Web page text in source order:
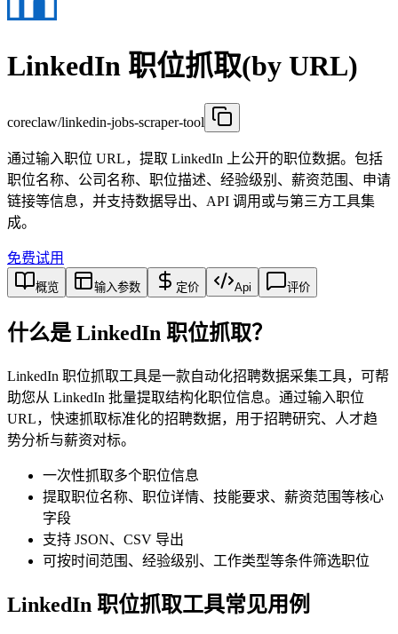
LinkedIn 职位抓取(by URL)
coreclaw/linkedin-jobs-scraper-tool
通过输入职位 URL，提取 LinkedIn 上公开的职位数据。包括
职位名称、公司名称、职位描述、经验级别、薪资范围、申请
链接等信息，并支持数据导出、API 调用或与第三方工具集
成。
免费试用
概览 输入参数 定价 Api 评价
什么是 LinkedIn 职位抓取？
LinkedIn 职位抓取工具是一款自动化招聘数据采集工具，可帮
助您从 LinkedIn 批量提取结构化职位信息。通过输入职位
URL，快速抓取标准化的招聘数据，用于招聘研究、人才趋
势分析与薪资对标。
一次性抓取多个职位信息
提取职位名称、职位详情、技能要求、薪资范围等核心
字段
支持 JSON、CSV 导出
可按时间范围、经验级别、工作类型等条件筛选职位
LinkedIn 职位抓取工具常见用例